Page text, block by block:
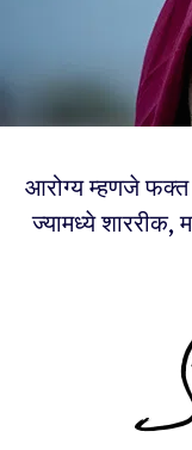
आरोग्य म्हणजे फक्त
ज्यामध्ये शाररीक,